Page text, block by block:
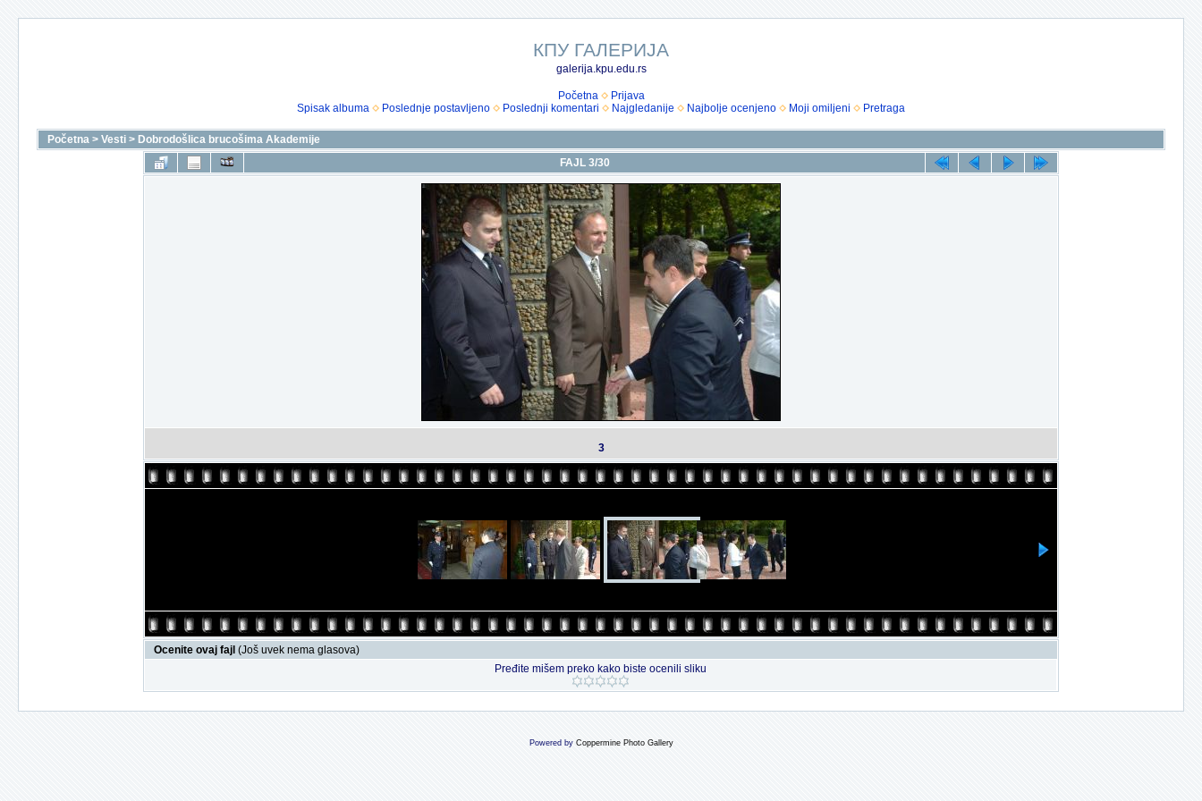
КПУ ГАЛЕРИЈА
galerija.kpu.edu.rs
Početna
Prijava
Spisak albuma
Poslednje postavljeno Poslednji komentari Najgledanije Najbolje ocenjeno Moji omiljeni Pretraga
Početna > Vesti > Dobrodošlica brucošima Akademije
FAJL 3/30
3
Ocenite ovaj fajl (Još uvek nema glasova)
Pređite mišem preko kako biste ocenili sliku
Powered by Coppermine Photo Gallery